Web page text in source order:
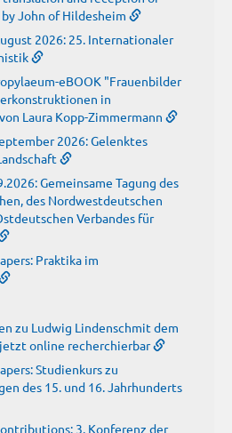
John of Hildesheim
2026: 25. Internationaler
eBOOK "Frauenbilder
in
Laura Kopp-Zimmermann
2026: Gelenktes
Gemeinsame Tagung des
des Nordwestdeutschen
Verbandes für
Praktika im
zu Ludwig Lindenschmit dem
online recherchierbar
Studienkurs zu
des 15. und 16. Jahrhunderts
3. Konferenz der